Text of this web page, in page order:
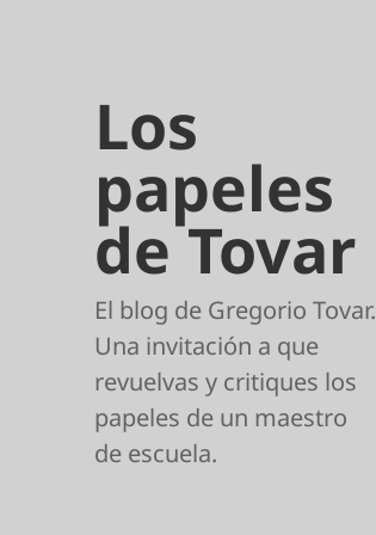
Los
papeles
de Tovar
El blog de Gregorio Tovar.
Una invitación a que
revuelvas y critiques los
papeles de un maestro
de escuela.